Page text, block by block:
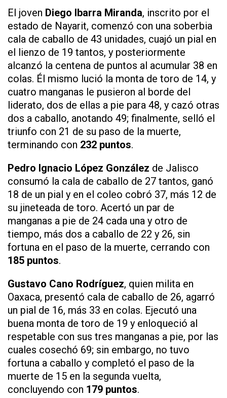
El joven Diego Ibarra Miranda, inscrito por el
estado de Nayarit, comenzó con una soberbia
cala de caballo de 43 unidades, cuajó un pial en
el lienzo de 19 tantos, y posteriormente
alcanzó la centena de puntos al acumular 38 en
colas. Él mismo lució la monta de toro de 14, y
cuatro manganas le pusieron al borde del
liderato, dos de ellas a pie para 48, y cazó otras
dos a caballo, anotando 49; finalmente, selló el
triunfo con 21 de su paso de la muerte,
terminando con 232 puntos.
Pedro Ignacio López González de Jalisco
consumó la cala de caballo de 27 tantos, ganó
18 de un pial y en el coleo cobró 37, más 12 de
su jineteada de toro. Acertó un par de
manganas a pie de 24 cada una y otro de
tiempo, más dos a caballo de 22 y 26, sin
fortuna en el paso de la muerte, cerrando con
185 puntos.
Gustavo Cano Rodríguez, quien milita en
Oaxaca, presentó cala de caballo de 26, agarró
un pial de 16, más 33 en colas. Ejecutó una
buena monta de toro de 19 y enloqueció al
respetable con sus tres manganas a pie, por las
cuales cosechó 69; sin embargo, no tuvo
fortuna a caballo y completó el paso de la
muerte de 15 en la segunda vuelta,
concluyendo con 179 puntos.